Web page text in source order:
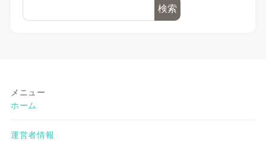
検索
メニュー
ホーム
運営者情報